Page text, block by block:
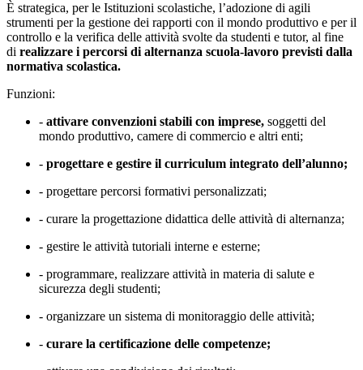
È strategica, per le Istituzioni scolastiche, l’adozione di agili
strumenti per la gestione dei rapporti con il mondo produttivo e per il
controllo e la verifica delle attività svolte da studenti e tutor, al fine
di realizzare i percorsi di alternanza scuola-lavoro previsti dalla
normativa scolastica.
Funzioni:
- attivare convenzioni stabili con imprese, soggetti del
mondo produttivo, camere di commercio e altri enti;
- progettare e gestire il curriculum integrato dell’alunno;
- progettare percorsi formativi personalizzati;
- curare la progettazione didattica delle attività di alternanza;
- gestire le attività tutoriali interne e esterne;
- programmare, realizzare attività in materia di salute e
sicurezza degli studenti;
- organizzare un sistema di monitoraggio delle attività;
- curare la certificazione delle competenze;